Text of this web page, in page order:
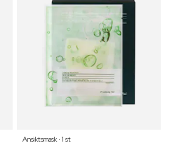
Ansiktsmask ⋅ 1 st